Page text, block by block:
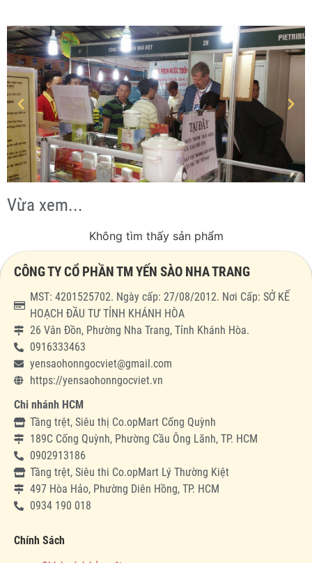
Vừa xem...
Không tìm thấy sản phẩm
CÔNG TY CỔ PHẦN TM YẾN SÀO NHA TRANG
MST: 4201525702. Ngày cấp: 27/08/2012. Nơi Cấp: SỞ KẾ
HOẠCH ĐẦU TƯ TỈNH KHÁNH HÒA
26 Vân Đồn, Phường Nha Trang, Tỉnh Khánh Hòa.
0916333463
yensaohonngocviet@gmail.com
https://yensaohonngocviet.vn
Chi nhánh HCM
Tầng trệt, Siêu thị Co.opMart Cống Quỳnh
189C Cống Quỳnh, Phường Cầu Ông Lãnh, TP. HCM
0902913186
Tầng trệt, Siêu thi Co.opMart Lý Thường Kiệt
497 Hòa Hảo, Phường Diên Hồng, TP. HCM
0934 190 018
Chính Sách